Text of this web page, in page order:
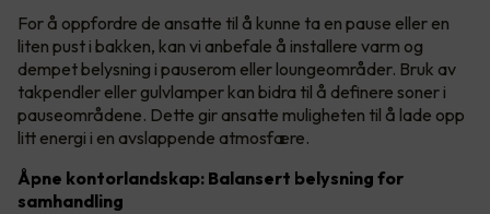
For å oppfordre de ansatte til å kunne ta en pause eller en
liten pust i bakken, kan vi anbefale å installere varm og
dempet belysning i pauserom eller loungeområder. Bruk av
takpendler eller gulvlamper kan bidra til å definere soner i
pauseområdene. Dette gir ansatte muligheten til å lade opp
litt energi i en avslappende atmosfære.
Åpne kontorlandskap: Balansert belysning for
samhandling